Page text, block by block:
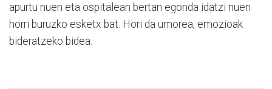
apurtu nuen eta ospitalean bertan egonda idatzi nuen
horri buruzko esketx bat. Hori da umorea, emozioak
bideratzeko bidea.